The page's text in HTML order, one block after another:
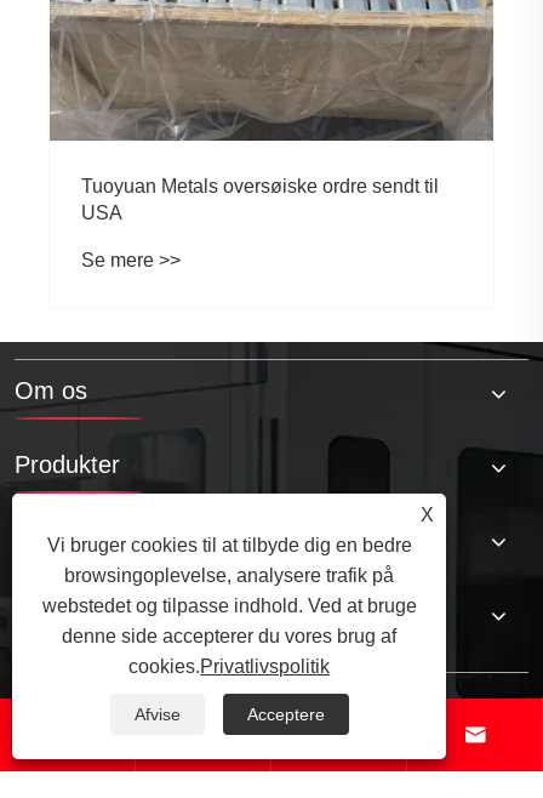
Tuoyuan Metals oversøiske ordre sendt til
USA
Se mere >>
Om os
Produkter
Nyheder
Kontakt os
 
X
Vi bruger cookies til at tilbyde dig en bedre
browsingoplevelse, analysere trafik på
webstedet og tilpasse indhold. Ved at bruge
denne side accepterer du vores brug af
cookies.Privatlivspolitik
Afvise Acceptere